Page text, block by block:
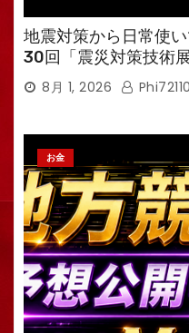
地震対策から日常使
30回「震災対策技術
えるTV・高荷智也］
8月 1, 2026 Phi72110
お金